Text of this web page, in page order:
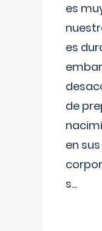
es
es
de
en
s...